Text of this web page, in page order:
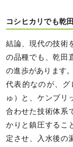
コシヒカリでも乾
結論、現代の技術
の品種でも、乾田
の進歩があります。
代表的なのが、
ゅ）と、ケンブリ
合わせた技術体系
かりと鎮圧するこ
定させ、入水後の